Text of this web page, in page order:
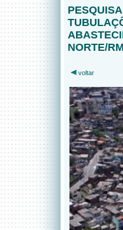
NORTE/
voltar